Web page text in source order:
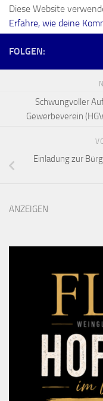
Diese Website
Erfahre, wie deine
FOLGEN:
Schwungvoller
Gewerbeverein
Einladung zur
ANZEIGEN